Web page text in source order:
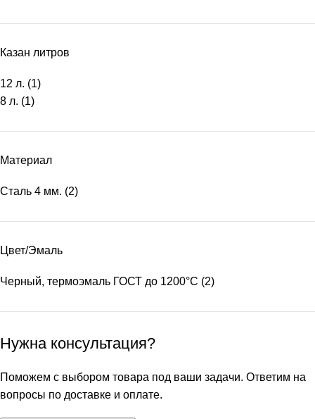
Казан литров
12 л. (1)
8 л. (1)
Материал
Сталь 4 мм. (2)
Цвет/Эмаль
Черный, термоэмаль ГОСТ до 1200°C (2)
Нужна консультация?
Поможем с выбором товара под ваши задачи. Ответим на
вопросы по доставке и оплате.